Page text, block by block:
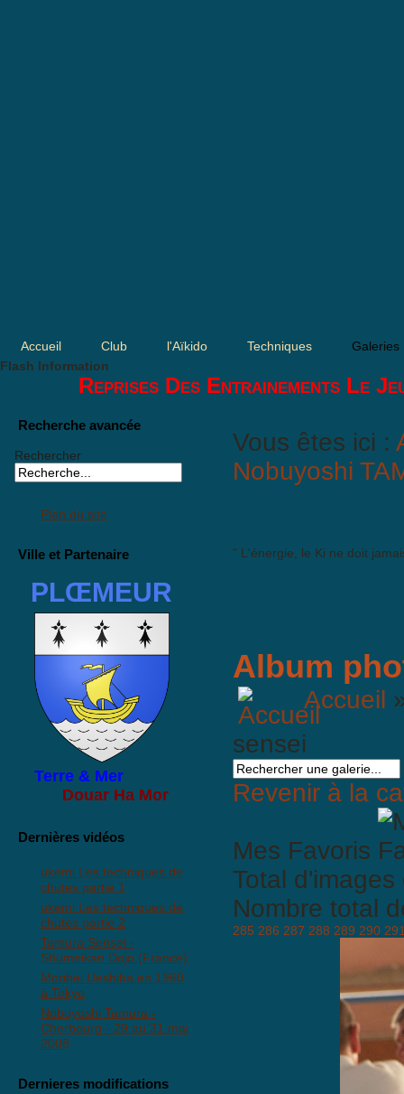
Accueil Club l'Aïkido Techniques
Galeries
Flash Information
Reprises Des Entrainements Le
Recherche avancée
Rechercher
Plan du site
Ville et Partenaire
PLŒMEUR
Terre & Mer
Douar Ha Mor
Dernières vidéos
ukemi Les techniques de
chutes partie 1
ukemi Les techniques de
chutes partie 2
Tamura Sensei -
Shumeikan Dojo (France)
Morihei Ueshiba en 1960
à Tokyo
Nobuyoshi Tamura -
Cherbourg - 29 au 31 mai
2008
Dernieres modifications
Vous êtes ici :
Nobuyoshi
" L'énergie, le Ki ne doit
Album
Accueil
sensei
Revenir à la
Mes Favoris
Total
Nombre total
285 286 287 288 289 290